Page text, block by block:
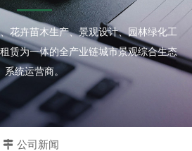
花卉苗木生产、景观设计、园林绿化工
赁为一体的全产业链城市景观综合生态
系统运营商。
公司新闻